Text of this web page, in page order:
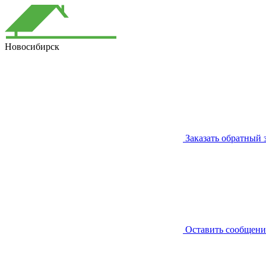
Новосибирск
Заказать обратный
Оставить